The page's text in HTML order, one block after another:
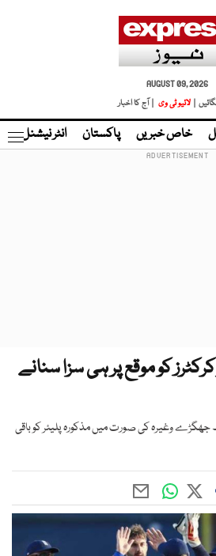
AUGUST 09, 2026
|
لائیو ٹی وی | آج کا اخبار
خاص خبریں پاکستان انٹر نیشنل
کو موقع پر ہی سزا سنانے
جھگڑے وغیرہ کی صورت میں مذکورہ پلیئر کو باقی